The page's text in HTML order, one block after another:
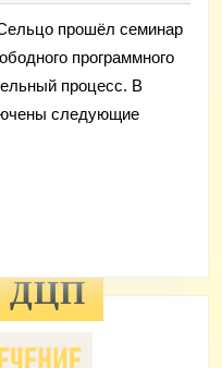
прошёл семинар
программного
процесс. В
следующие
ДЦП